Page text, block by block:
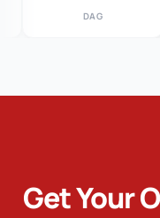
DAG
Get Your